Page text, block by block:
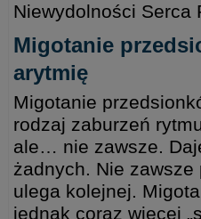
Niewydolności Serca
Migotanie
arytmię
Migotanie
rodzaj zaburzeń
ale… nie zawsze.
żadnych. Nie
ulega kolejnej.
jednak coraz więcej